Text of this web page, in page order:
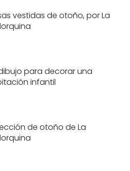
vestidas de otoño, por La
para decorar una
infantil
de otoño de La